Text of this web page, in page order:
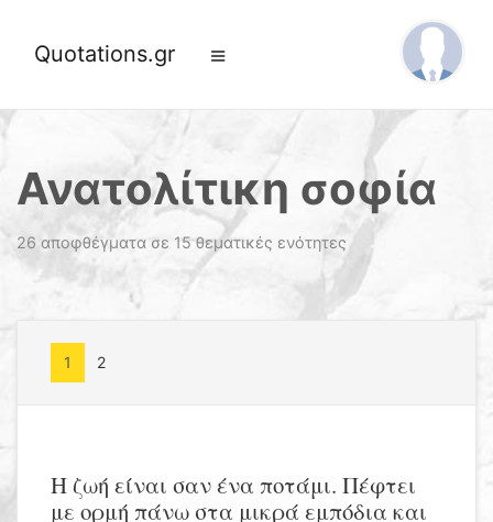
Quotations.gr
Ανατολίτικη σοφία
26 αποφθέγματα σε 15 θεματικές ενότητες
1 2
Η ζωή είναι σαν ένα ποτάμι. Πέφτει
με ορμή πάνω στα μικρά εμπόδια και